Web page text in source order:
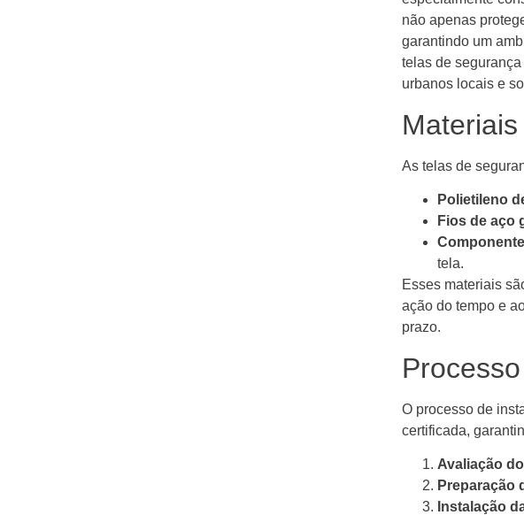
não apenas
garantindo um
telas de
urbanos locais e
As telas de
Polietileno
Fios de aço
tela.
Esses materiais
ação do tempo e
prazo.
O processo de
certificada,
Avaliação
Preparação
Instalação